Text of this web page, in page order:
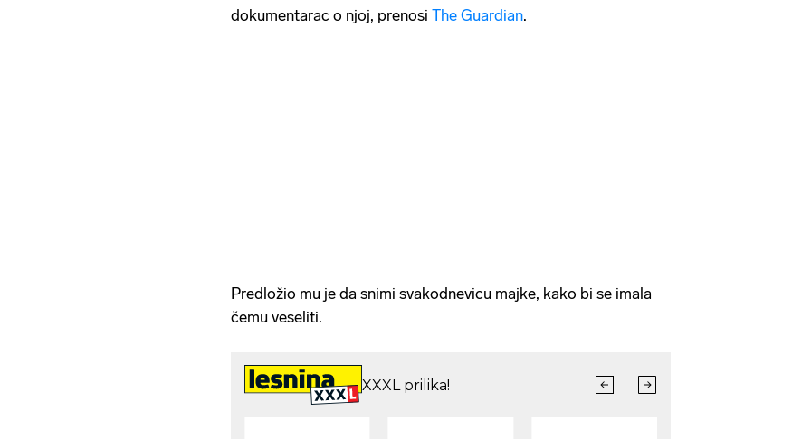
dokumentarac o njoj, prenosi The Guardian.
Predložio mu je da snimi svakodnevicu majke, kako bi se imala
čemu veseliti.